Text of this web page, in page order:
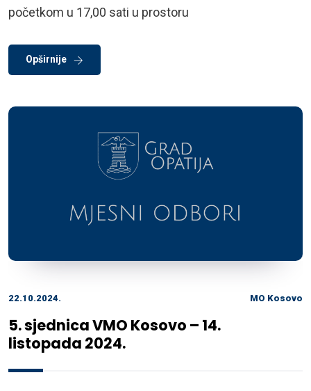
početkom u 17,00 sati u prostoru
Opširnije
22.10.2024. MO Kosovo
5. sjednica VMO Kosovo – 14.
listopada 2024.